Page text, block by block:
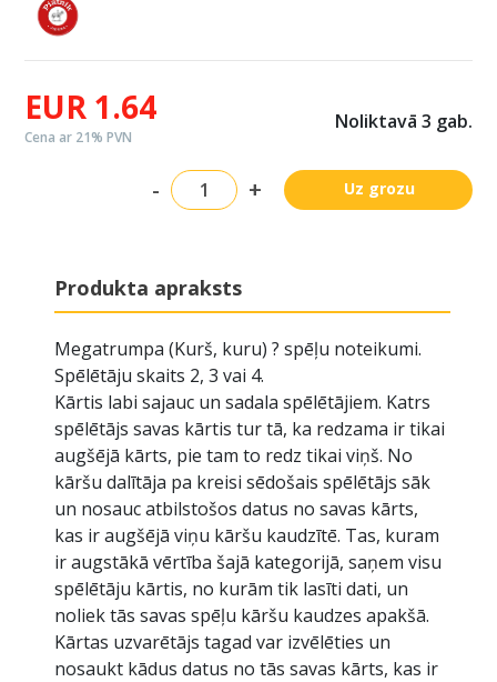
EUR 1.64
Cena ar 21% PVN
Noliktavā 3 gab.
- + Uz grozu
Produkta apraksts
Megatrumpa (Kurš, kuru) ? spēļu noteikumi.
Spēlētāju skaits 2, 3 vai 4.
Kārtis labi sajauc un sadala spēlētājiem. Katrs
spēlētājs savas kārtis tur tā, ka redzama ir tikai
augšējā kārts, pie tam to redz tikai viņš. No
kāršu dalītāja pa kreisi sēdošais spēlētājs sāk
un nosauc atbilstošos datus no savas kārts,
kas ir augšējā viņu kāršu kaudzītē. Tas, kuram
ir augstākā vērtība šajā kategorijā, saņem visu
spēlētāju kārtis, no kurām tik lasīti dati, un
noliek tās savas spēļu kāršu kaudzes apakšā.
Kārtas uzvarētājs tagad var izvēlēties un
nosaukt kādus datus no tās savas kārts, kas ir